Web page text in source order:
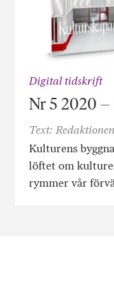
Digital tidskrift
Nr 5 2020
Text: Redaktionen
Kulturens
löftet om
rymmer vår